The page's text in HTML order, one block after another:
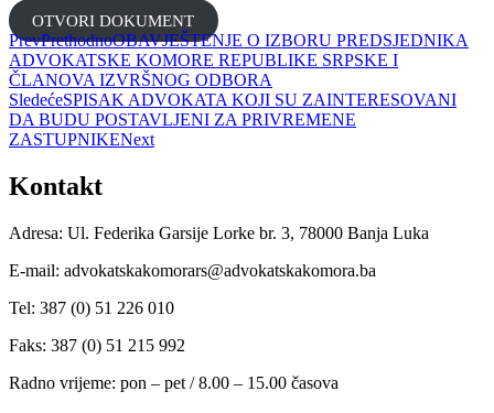
OTVORI DOKUMENT
PrevPrethodnoOBAVJEŠTENJE O IZBORU PREDSJEDNIKA
ADVOKATSKE KOMORE REPUBLIKE SRPSKE I
ČLANOVA IZVRŠNOG ODBORA
SledećeSPISAK ADVOKATA KOJI SU ZAINTERESOVANI
DA BUDU POSTAVLJENI ZA PRIVREMENE
ZASTUPNIKENext
Kontakt
Adresa: Ul. Federika Garsije Lorke br. 3, 78000 Banja Luka
E-mail: advokatskakomorars@advokatskakomora.ba
Tel: 387 (0) 51 226 010
Faks: 387 (0) 51 215 992
Radno vrijeme: pon – pet / 8.00 – 15.00 časova